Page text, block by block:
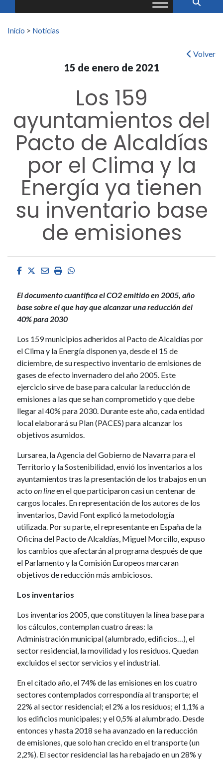
Buscar:
Inicio > Noticias
Volver
15 de enero de 2021
Los 159
ayuntamientos del
Pacto de Alcaldías
por el Clima y la
Energía ya tienen
su inventario base
de emisiones
Facebook
Twitter
EmailImprimirWhatsapp
El documento cuantifica el CO2 emitido en 2005, año
base sobre el que hay que alcanzar una reducción del
40% para 2030
Los 159 municipios adheridos al Pacto de Alcaldías por
el Clima y la Energía disponen ya, desde el 15 de
diciembre, de su respectivo inventario de emisiones de
gases de efecto invernadero del año 2005. Este
ejercicio sirve de base para calcular la reducción de
emisiones a las que se han comprometido y que debe
llegar al 40% para 2030. Durante este año, cada entidad
local elaborará su Plan (PACES) para alcanzar los
objetivos asumidos.
Lursarea, la Agencia del Gobierno de Navarra para el
Territorio y la Sostenibilidad, envió los inventarios a los
ayuntamientos tras la presentación de los trabajos en un
acto on lineen el que participaron casi un centenar de
cargos locales. En representación de los autores de los
inventarios, David Font explicó la metodología
utilizada. Por su parte, el representante en España de la
Oficina del Pacto de Alcaldías, Miguel Morcillo, expuso
los cambios que afectarán al programa después de que
el Parlamento y la Comisión Europeos marcaran
objetivos de reducción más ambiciosos.
Los inventarios
Los inventarios 2005, que constituyen la línea base para
los cálculos, contemplan cuatro áreas: la
Administración municipal (alumbrado, edificios…), el
sector residencial, la movilidad y los residuos. Quedan
excluidos el sector servicios y el industrial.
En el citado año, el 74% de las emisiones en los cuatro
sectores contemplados correspondía al transporte; el
22% al sector residencial; el 2% a los residuos; el 1,1% a
los edificios municipales; y el 0,5% al alumbrado. Desde
entonces y hasta 2018 se ha avanzado en la reducción
de emisiones, que solo han crecido en el transporte (un
2,2%). El sector residencial las ha rebajado en un 28% y